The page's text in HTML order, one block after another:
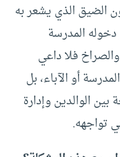
الضيق الذي يشعر به
المدرسة
والصراخ فلا داعي
أو الآباء، بل
الوالدين وإدارة
تواجهه.